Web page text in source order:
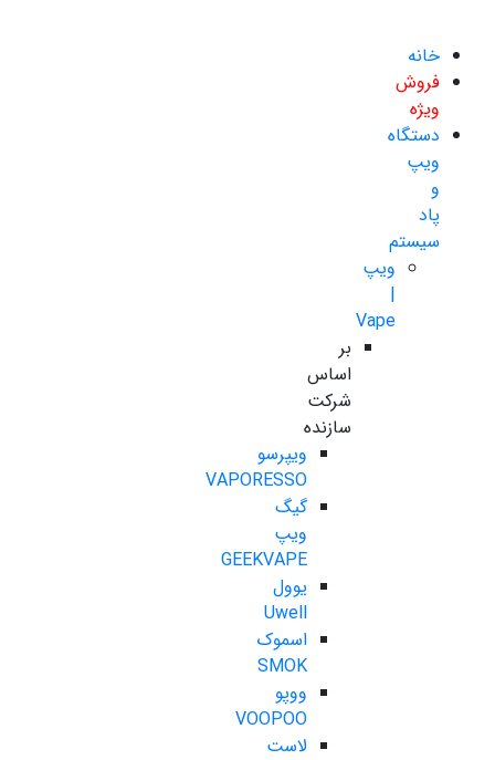
خانه
فروش
ویژه
دستگاه
ویپ
و
پاد
سیستم
ویپ
|
Vape
بر
اساس
شرکت
سازنده
ویپرسو
VAPORESSO
گیگ
ویپ
GEEKVAPE
یوول
Uwell
اسموک
SMOK
ووپو
VOOPOO
لاست